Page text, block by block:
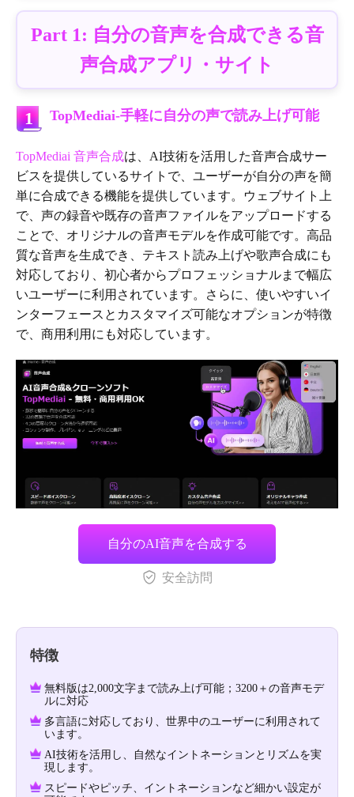
Part 1: 自分の音声を合成できる音
声合成アプリ・サイト
1 TopMediai-手軽に自分の声で読み上げ可能
TopMediai 音声合成は、AI技術を活用した音声合成サー
ビスを提供しているサイトで、ユーザーが自分の声を簡
単に合成できる機能を提供しています。ウェブサイト上
で、声の録音や既存の音声ファイルをアップロードする
ことで、オリジナルの音声モデルを作成可能です。高品
質な音声を生成でき、テキスト読み上げや歌声合成にも
対応しており、初心者からプロフェッショナルまで幅広
いユーザーに利用されています。さらに、使いやすいイ
ンターフェースとカスタマイズ可能なオプションが特徴
で、商用利用にも対応しています。
自分のAI音声を合成する
安全訪問
特徴
無料版は2,000文字まで読み上げ可能；3200＋の音声モデ
ルに対応
多言語に対応しており、世界中のユーザーに利用されて
います。
AI技術を活用し、自然なイントネーションとリズムを実
現します。
スピードやピッチ、イントネーションなど細かい設定が